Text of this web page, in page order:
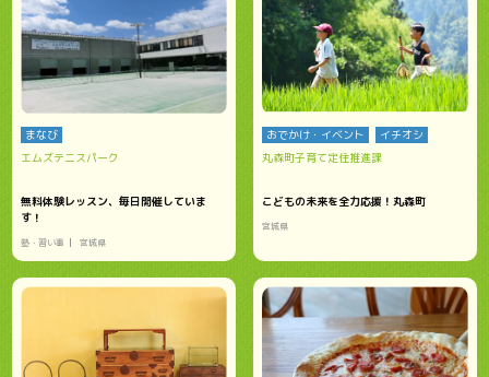
まなび
エムズテニスパーク
無料体験レッスン、毎日開催していま
す！
塾・習い事 宮城県
おでかけ・イベント
イチオシ
丸森町子育て定住推進課
こどもの未来を全力応援！丸森町
宮城県